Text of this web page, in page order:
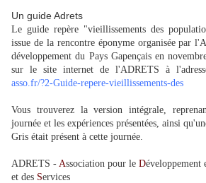
Un guide Adrets
Le guide repère "vieillissements des
issue de la rencontre éponyme organisée par
développement du Pays Gapençais en
sur le site internet de l'ADRETS à
asso.fr/?2-Guide-repere-vieillissements-des
Vous trouverez la version intégrale,
journée et les expériences présentées, ainsi
Gris était présent à cette journée.
ADRETS - Association pour le Développement
et des Services